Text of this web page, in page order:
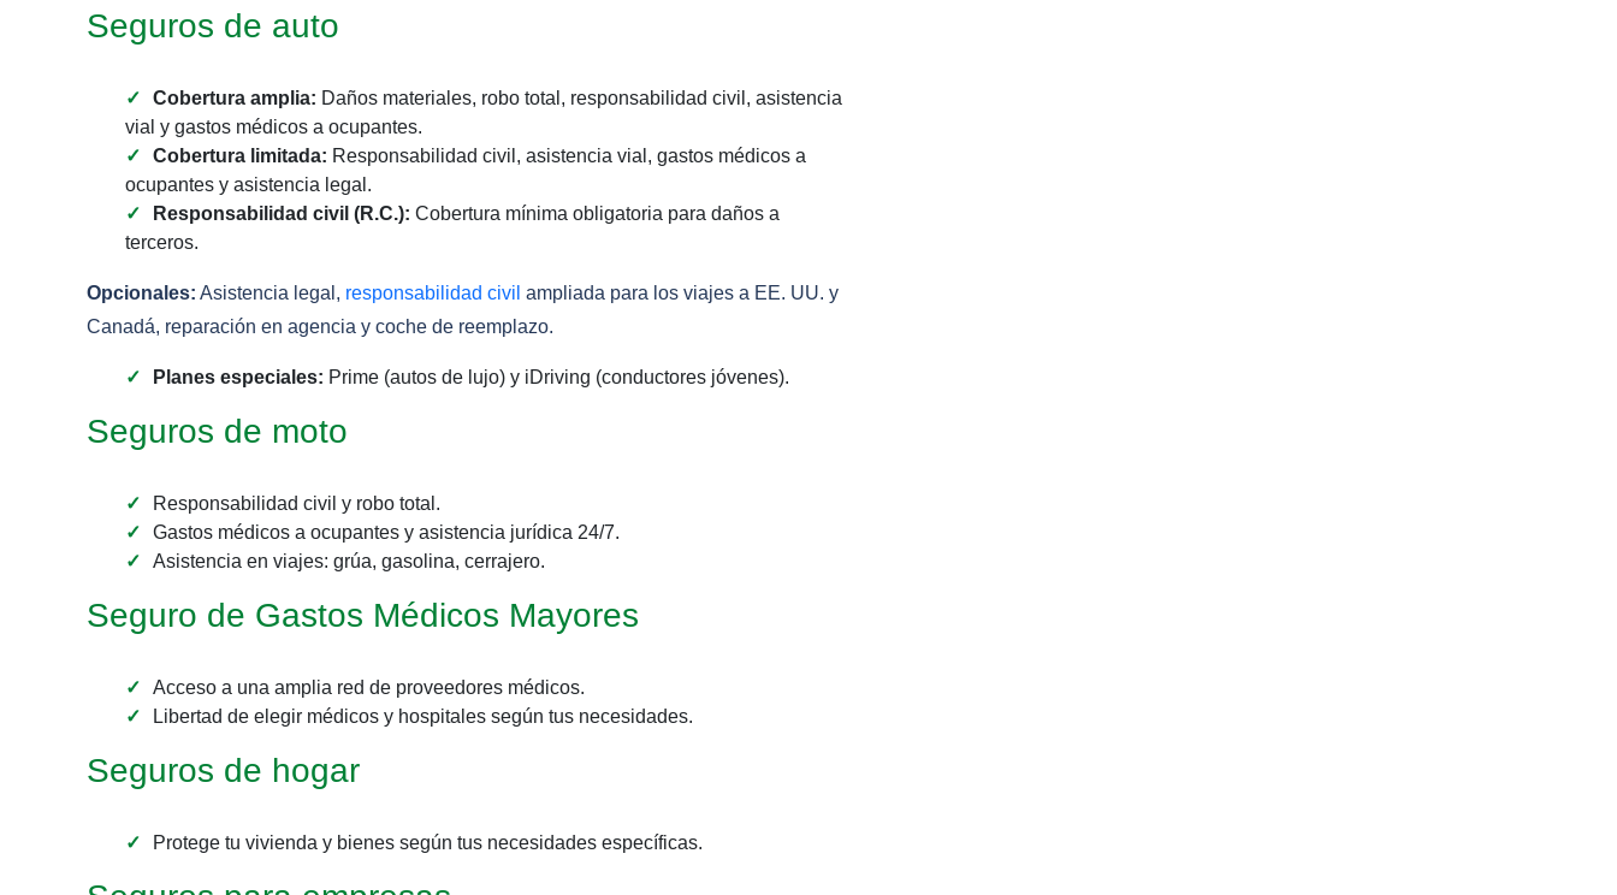
Seguros de auto
Cobertura amplia: Daños materiales, robo total, responsabilidad civil, asistencia
vial y gastos médicos a ocupantes.
Cobertura limitada: Responsabilidad civil, asistencia vial, gastos médicos a
ocupantes y asistencia legal.
Responsabilidad civil (R.C.): Cobertura mínima obligatoria para daños a
terceros.
Opcionales: Asistencia legal, responsabilidad civil ampliada para los viajes a EE. UU. y
Canadá, reparación en agencia y coche de reemplazo.
Planes especiales: Prime (autos de lujo) y iDriving (conductores jóvenes).
Seguros de moto
Responsabilidad civil y robo total.
Gastos médicos a ocupantes y asistencia jurídica 24/7.
Asistencia en viajes: grúa, gasolina, cerrajero.
Seguro de Gastos Médicos Mayores
Acceso a una amplia red de proveedores médicos.
Libertad de elegir médicos y hospitales según tus necesidades.
Seguros de hogar
Protege tu vivienda y bienes según tus necesidades específicas.